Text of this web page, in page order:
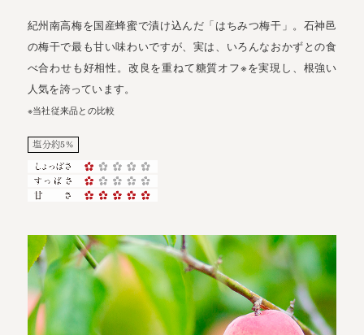
紀州南高梅を国産蜂蜜で漬け込んだ「はちみつ梅干」。石神邑
の梅干で最も甘い味わいですが、実は、いろんなおかずとの食
べ合わせも好相性。改良を重ねて糖質オフ※を実現し、根強い
人気を誇っています。
※当社従来品との比較
塩分約5%